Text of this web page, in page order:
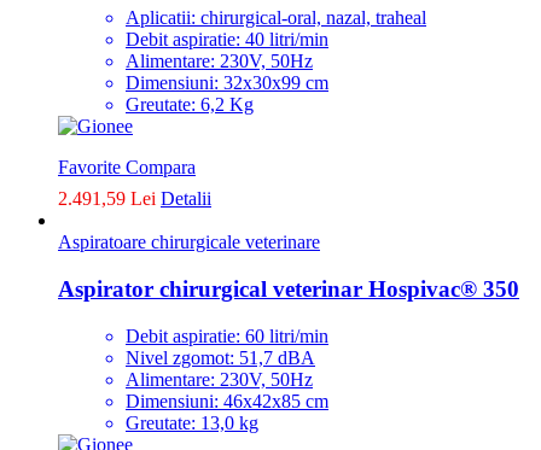
Aplicatii: chirurgical-oral, nazal, traheal
Debit aspiratie: 40 litri/min
Alimentare: 230V, 50Hz
Dimensiuni: 32x30x99 cm
Greutate: 6,2 Kg
Favorite Compara
2.491,59 Lei Detalii
Aspiratoare chirurgicale veterinare
Aspirator chirurgical veterinar Hospivac® 350
Debit aspiratie: 60 litri/min
Nivel zgomot: 51,7 dBA
Alimentare: 230V, 50Hz
Dimensiuni: 46x42x85 cm
Greutate: 13,0 kg